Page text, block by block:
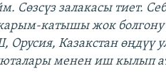
Сөзсүз залакасы тиет.
карым-катышы жок
Казакстан өңдүү
менен иш кылып